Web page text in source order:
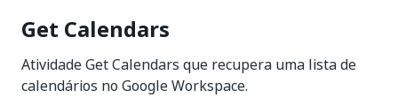
Get Calendars
Atividade Get Calendars que recupera uma lista de
calendários no Google Workspace.